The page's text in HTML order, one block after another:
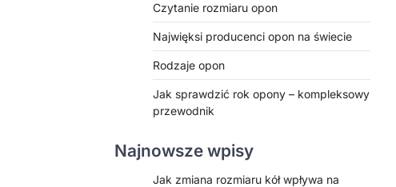
Czytanie rozmiaru opon
Najwięksi producenci opon na świecie
Rodzaje opon
Jak sprawdzić rok opony – kompleksowy
przewodnik
Najnowsze wpisy
Jak zmiana rozmiaru kół wpływa na